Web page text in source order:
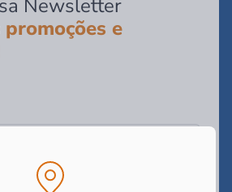
Newsletter
promoções e